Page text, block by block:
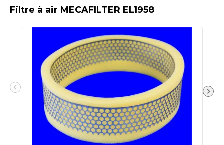
Filtre à air MECAFILTER EL1958